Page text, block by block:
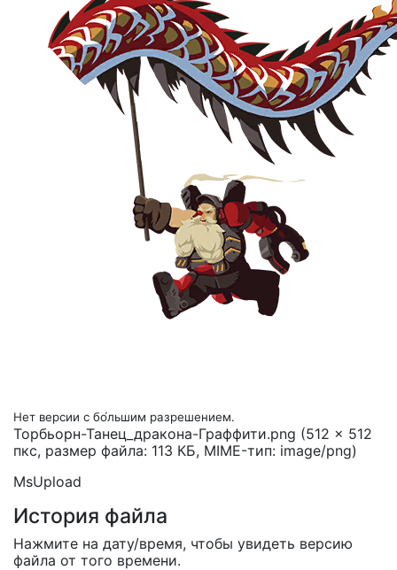
Нет версии с бо́льшим разрешением.
Торбьорн-Танец_дракона-Граффити.png (512 × 512
пкс, размер файла: 113 КБ, MIME-тип: image/png)
MsUpload
История файла
Нажмите на дату/время, чтобы увидеть версию
файла от того времени.